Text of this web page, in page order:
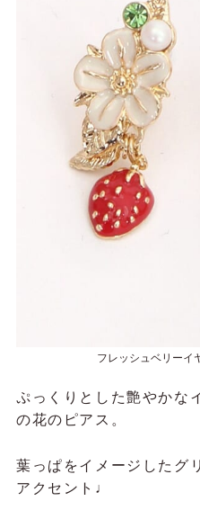
フレッシュベリーイ
ぷっくりとした艶やかな
の花のピアス。
葉っぱをイメージしたグ
アクセント♩